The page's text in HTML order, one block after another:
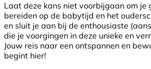
Laat deze kans niet voorbijgaan om je
bereiden op de babytijd en het
en sluit je aan bij de enthousiaste
die je voorgingen in deze unieke en
Jouw reis naar een ontspannen en
begint hier!